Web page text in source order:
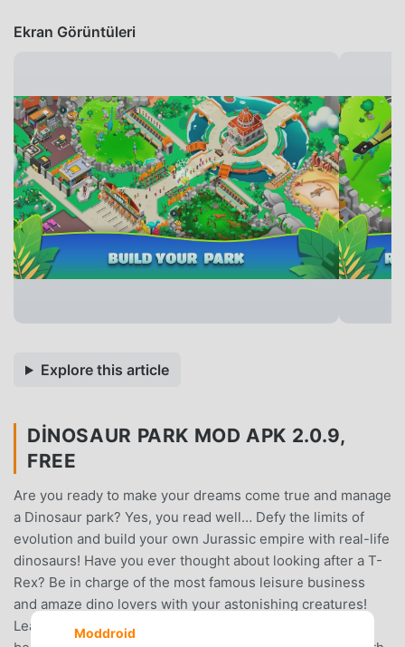
Ekran Görüntüleri
Explore this article
DINOSAUR PARK MOD APK 2.0.9,
FREE
Are you ready to make your dreams come true and manage
a Dinosaur park? Yes, you read well… Defy the limits of
evolution and build your own Jurassic empire with real-life
dinosaurs! Have you ever thought about looking after a T-
Rex? Be in charge of the most famous leisure business
and amaze dino lovers with your astonishing creatures!
Learn from your experience and become rich thanks to
Moddroid